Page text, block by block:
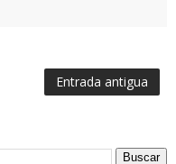
Entrada antigua